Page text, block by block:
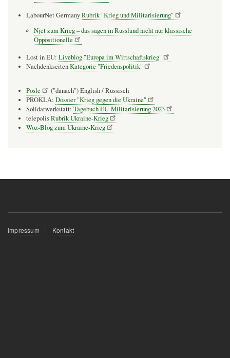
LabourNet GermanyRubrik "Krieg und Militarisierung"
Njet zum Krieg – das sagen in Russland nicht nur klassische
Oppositionelle
Lost in EU: Liveblog "Europa im Wirtschaftskrieg"
NachdenkseitenKategorie "Friedenspolitik"
Posle
("danach") English / Russisch
PROKLA: Dossier "Krieg gegen die Ukraine"
Solidarwerkstatt: Tagebuch EU-Militarisierung 2023
telepolisRubrik Ukraine-Krieg
Woz-Blog zum Ukraine-Krieg
Fußzeilenmenü
Impressum Kontakt